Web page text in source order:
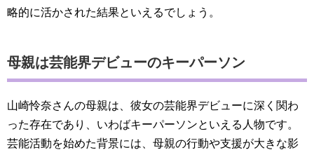
略的に活かされた結果といえるでしょう。
母親は芸能界デビューのキーパーソン
山崎怜奈さんの母親は、彼女の芸能界デビューに深く関わ
った存在であり、いわばキーパーソンといえる人物です。
芸能活動を始めた背景には、母親の行動や支援が大きな影